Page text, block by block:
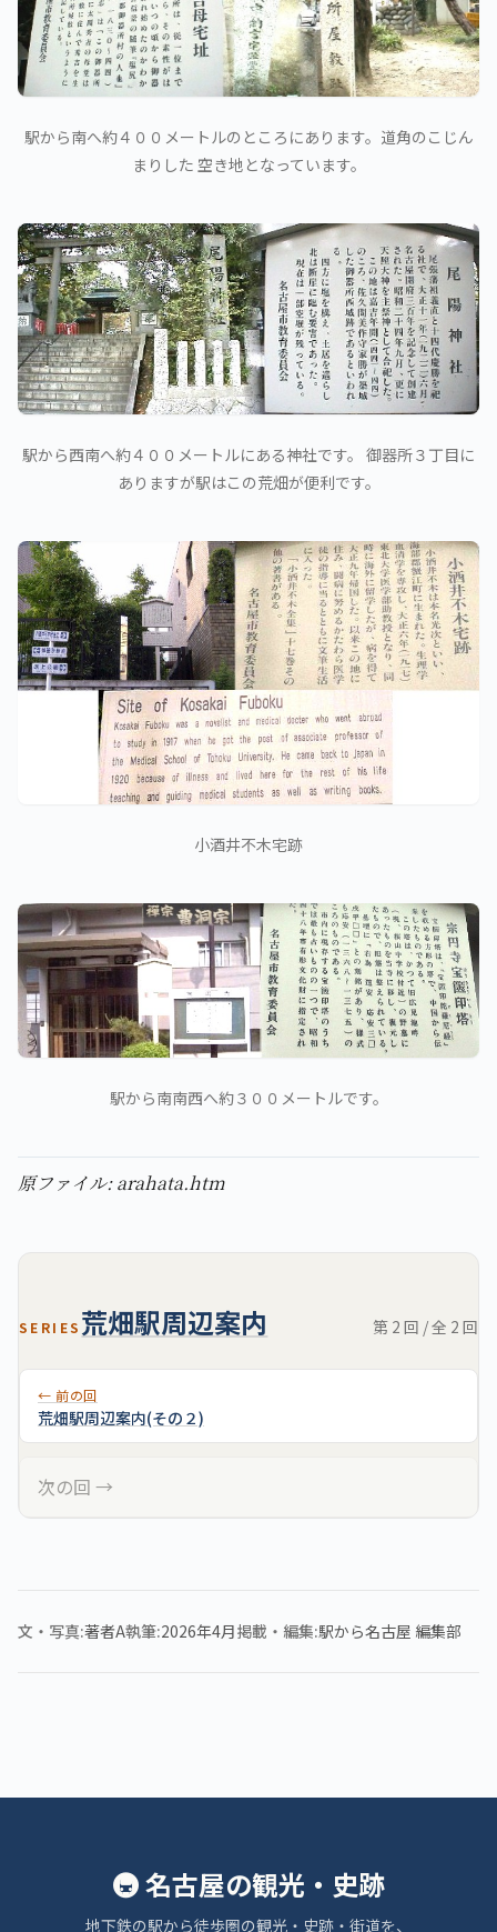
駅から南へ約４００メートルのところにあります。道角のこじん
まりした 空き地となっています。
駅から西南へ約４００メートルにある神社です。 御器所３丁目に
ありますが駅はこの荒畑が便利です。
小酒井不木宅跡
駅から南南西へ約３００メートルです。
原ファイル: arahata.htm
SERIES 荒畑駅周辺案内 第 2 回 / 全 2 回
← 前の回
荒畑駅周辺案内(その２)
次の回 →
文・写真 著者A執筆 2026年4月掲載・編集 駅から名古屋 編集部
🚇 名古屋の観光・史跡
地下鉄の駅から徒歩圏の観光・史跡・街道を、